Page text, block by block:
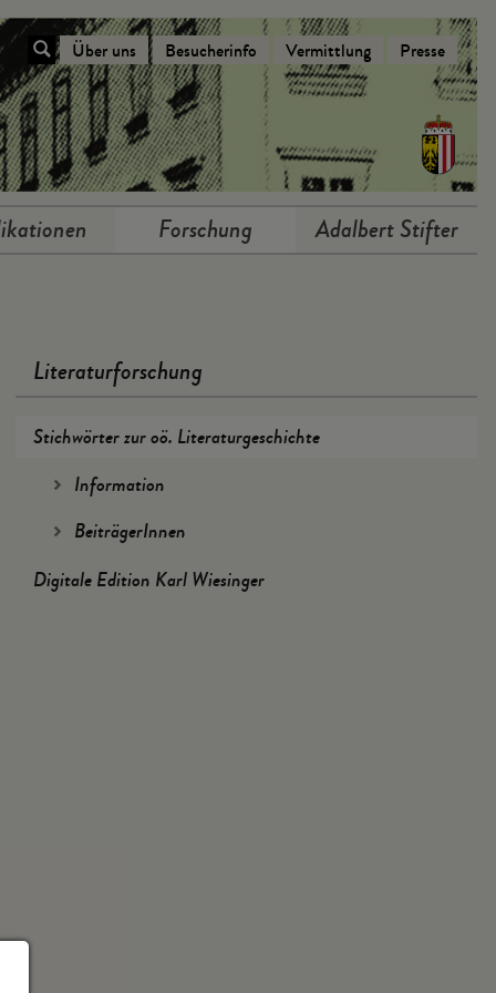
Navigation Über das Stifterhaus
Über uns Besucherinfo Vermittlung Presse
Forschung Adalbert Stifter
Literaturforschung
Stichwörter zur oö. Literaturgeschichte
Information
BeiträgerInnen
Digitale Edition Karl Wiesinger